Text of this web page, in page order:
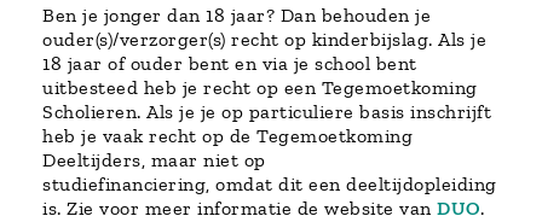
Ben je jonger dan 18 jaar? Dan behouden je
ouder(s)/verzorger(s) recht op kinderbijslag. Als je
18 jaar of ouder bent en via je school bent
uitbesteed heb je recht op een Tegemoetkoming
Scholieren. Als je je op particuliere basis inschrijft
heb je vaak recht op de Tegemoetkoming
Deeltijders, maar niet op
studiefinanciering, omdat dit een deeltijdopleiding
is. Zie voor meer informatie de website van DUO.